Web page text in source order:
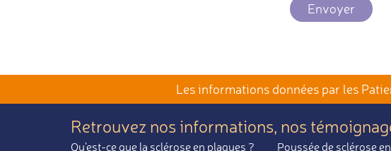
Envoyer
Les informations données par les
Retrouvez nos informations, nos
Qu'est-ce que la sclérose en plaques ? Poussée de sclérose